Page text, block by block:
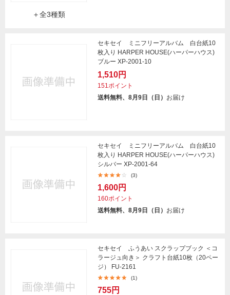
＋全3種類
セキセイ ミニフリーアルバム 白台紙10
枚入り HARPER HOUSE(ハーパーハウス)
ブルー XP-2001-10
1,510円
151ポイント
送料無料、8月9日（日） お届け
セキセイ ミニフリーアルバム 白台紙10
枚入り HARPER HOUSE(ハーパーハウス)
シルバー XP-2001-64
(3)
1,600円
160ポイント
送料無料、8月9日（日） お届け
セキセイ ふうあい スクラップブック ＜コ
ラージュ向き＞ クラフト台紙10枚（20ペー
ジ） FU-2161
(1)
755円